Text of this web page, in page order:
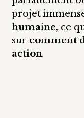
projet
humaine, ce
sur comment
action.